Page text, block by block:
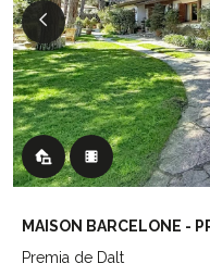
MAISON BARCELONE -
Premia de Dalt